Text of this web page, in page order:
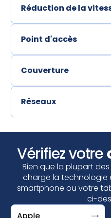
Réduction de la
Point d'accès
Couverture
Réseaux
Votre appareil est
Un Google Pixel est
Vérifiez votre
Bien que la plupart
charge la technologie
smartphone ou votre
ci-
Apple